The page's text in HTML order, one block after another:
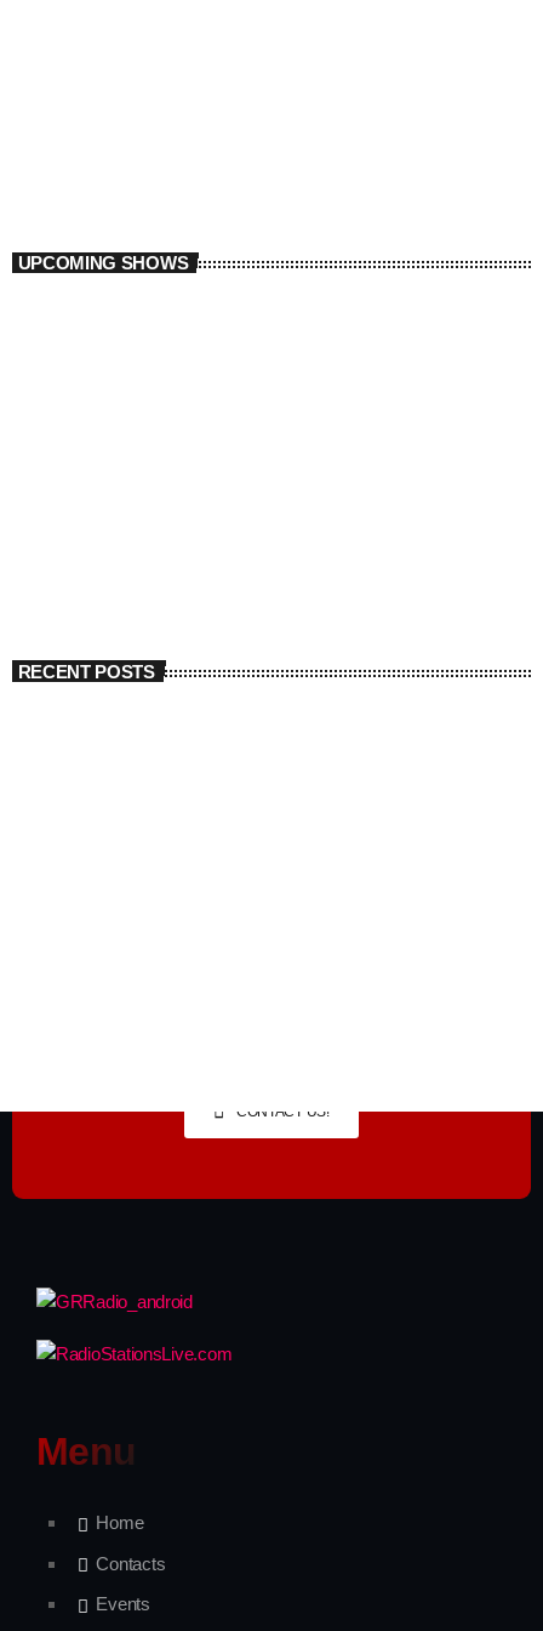
UPCOMING SHOWS
RECENT POSTS
CONTACT US!
Menu
Home
Contacts
Events